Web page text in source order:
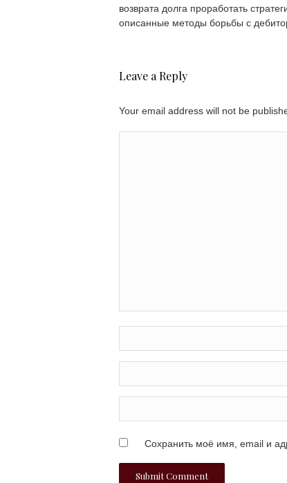
возврата долга проработать
описанные методы борьбы с
Leave a Reply
Your email address will not be
Сохранить моё имя, email и